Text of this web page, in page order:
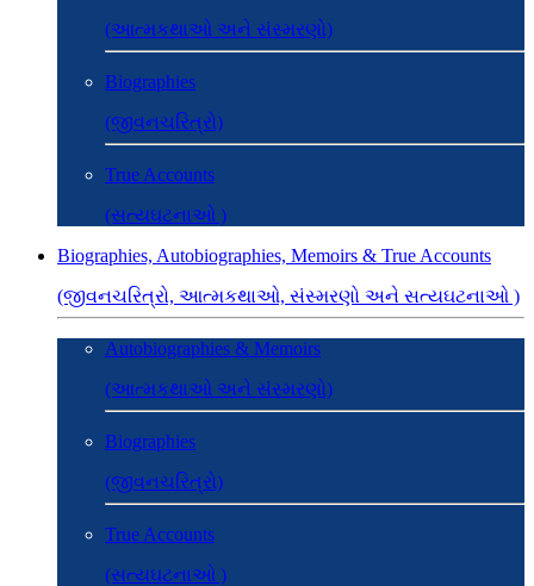
(આત્મકથાઓ અને સંસ્મરણો)
Biographies
(જીવનચરિત્રો)
True Accounts
(સત્યઘટનાઓ )
Biographies, Autobiographies, Memoirs & True Accounts
(જીવનચરિત્રો, આત્મકથાઓ, સંસ્મરણો અને સત્યઘટનાઓ )
Autobiographies & Memoirs
(આત્મકથાઓ અને સંસ્મરણો)
Biographies
(જીવનચરિત્રો)
True Accounts
(સત્યઘટનાઓ )